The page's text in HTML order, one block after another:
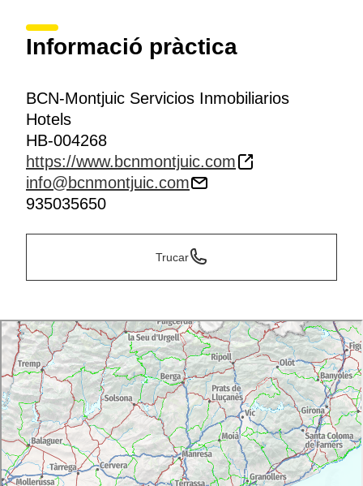
Informació pràctica
BCN-Montjuic Servicios Inmobiliarios
Hotels
HB-004268
https://www.bcnmontjuic.com
info@bcnmontjuic.com
935035650
Trucar